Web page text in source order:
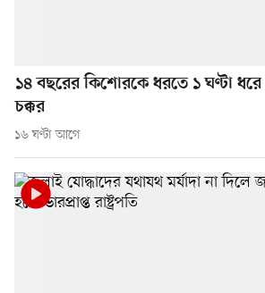
১৪ বছরের কিশোরকে ধরতে ১ ঘণ্টা
চক্কর
১৬ ঘণ্টা আগে